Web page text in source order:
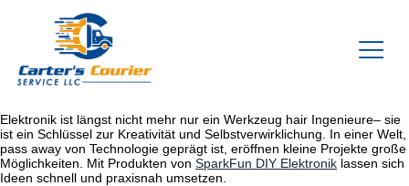
Elektronik ist längst nicht mehr nur ein Werkzeug hair Ingenieure– sie
ist ein Schlüssel zur Kreativität und Selbstverwirklichung. In einer Welt,
pass away von Technologie geprägt ist, eröffnen kleine Projekte große
Möglichkeiten. Mit Produkten von SparkFun DIY Elektronik lassen sich
Ideen schnell und praxisnah umsetzen.